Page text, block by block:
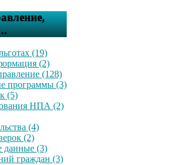
(19)
(2)
(128)
программы (3)
(5)
НПА (2)
(4)
(2)
данные (3)
граждан (3)